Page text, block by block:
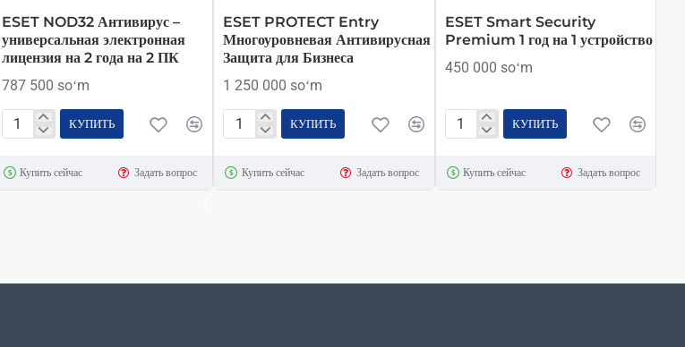
ESET NOD32 Антивирус –
универсальная электронная
лицензия на 2 года на 2 ПК
787 500 soʻm
ESET
Антивирус
на
КУПИТЬ
Купить сейчас Задать вопрос
ESET PROTECT Entry
Многоуровневая Антивирусная
Защита для Бизнеса
1 250 000 soʻm
ESET
Entry
Бизнеса
КУПИТЬ
Купить сейчас Задать вопрос
ESET Smart Security
Premium 1 год на 1 устройство
450 000 soʻm
ESET
Security
1
КУПИТЬ
Купить сейчас Задать вопрос